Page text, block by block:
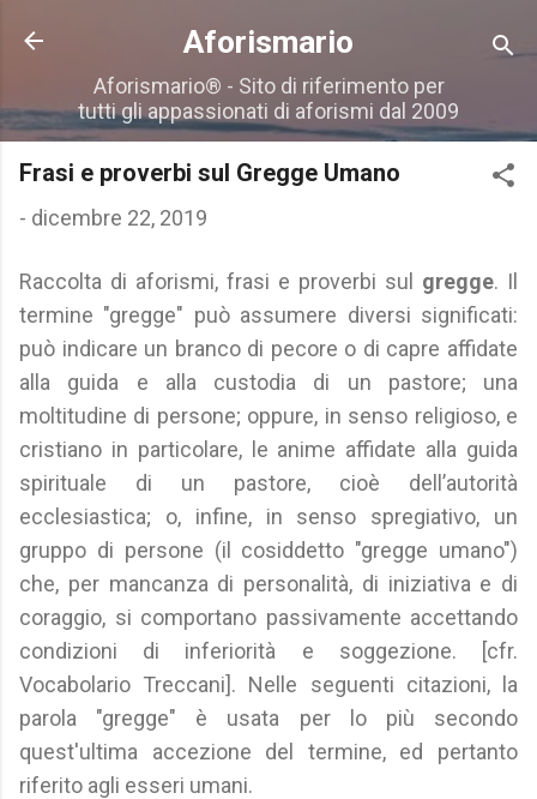
Passa ai contenuti principali
Aforismario
Aforismario® - Sito di riferimento per
tutti gli appassionati di aforismi dal 2009
Frasi e proverbi sul Gregge Umano
- dicembre 22, 2019
Raccolta di aforismi, frasi e proverbi sul gregge. Il
termine "gregge" può assumere diversi significati:
può indicare un branco di pecore o di capre affidate
alla guida e alla custodia di un pastore; una
moltitudine di persone; oppure, in senso religioso, e
cristiano in particolare, le anime affidate alla guida
spirituale di un pastore, cioè dell’autorità
ecclesiastica; o, infine, in senso spregiativo, un
gruppo di persone (il cosiddetto "gregge umano")
che, per mancanza di personalità, di iniziativa e di
coraggio, si comportano passivamente accettando
condizioni di inferiorità e soggezione. [cfr.
Vocabolario Treccani]. Nelle seguenti citazioni, la
parola "gregge" è usata per lo più secondo
quest'ultima accezione del termine, ed pertanto
riferito agli esseri umani.